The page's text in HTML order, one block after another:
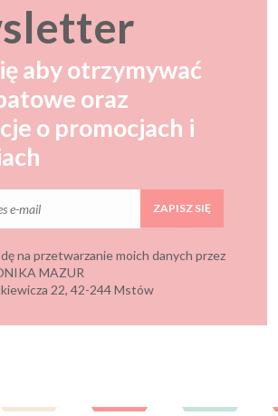
aby otrzymywać
oraz
o promocjach i
ZAPISZ SIĘ
na przetwarzanie moich danych przez
MAZUR
22, 42-244 Mstów